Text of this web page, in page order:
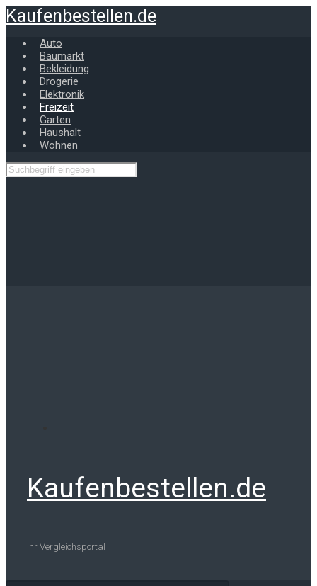
Zum
Hauptinhalt
springen
Kaufenbestellen.de
Auto
Baumarkt
Bekleidung
Drogerie
Elektronik
Freizeit
Garten
Haushalt
Wohnen
Kaufenbestellen.de
Ihr Vergleichsportal